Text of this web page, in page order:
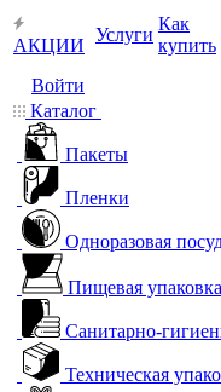
АКЦИИ
Услуги
Как
купить
Войти
Каталог
Пакеты
Пленки
Одноразовая
Пищевая упаковка
Санитарно-
Техническая